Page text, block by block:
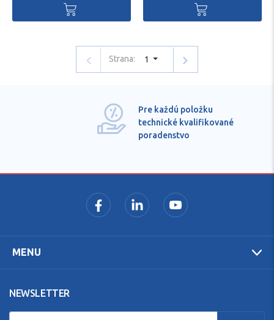
Strana: 1
Pre každú položku
technické kvalifikované
poradenstvo
MENU
NEWSLETTER